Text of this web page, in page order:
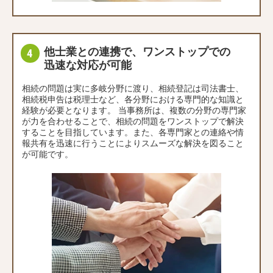
他士業との連携で、ワンストップでの
迅速な対応が可能
相続の問題は実に多岐分野に渡り、相続登記は司法書士、
相続税申告は税理士など、各分野における専門的な知識と
経験が必要となります。 当事務所は、複数の分野の専門家
が力を合わせることで、相続の問題をワンストップで解決
することを目指しています。また、各専門家との連絡や情
報共有を迅速に行うことによりスムーズな解決を図ること
が可能です。